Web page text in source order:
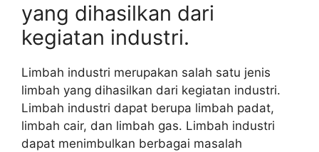
yang dihasilkan dari
kegiatan industri.
Limbah industri merupakan salah satu jenis
limbah yang dihasilkan dari kegiatan industri.
Limbah industri dapat berupa limbah padat,
limbah cair, dan limbah gas. Limbah industri
dapat menimbulkan berbagai masalah